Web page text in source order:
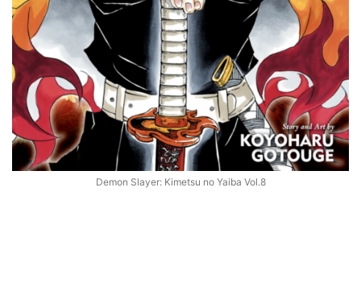
Demon Slayer: Kimetsu no Yaiba Vol.8